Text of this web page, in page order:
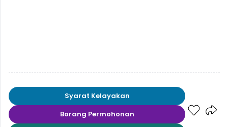
Syarat Kelayakan
Borang Permohonan